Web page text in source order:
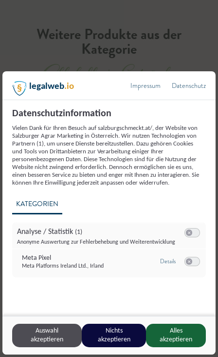
Weitere Produkte aus der
Kategorie
Alkoholfreie Getränke
Oberharbach,Großarl
Kräutersirup
Gitti’s
legalweb.io Impressum Datenschutz
Datenschutzinformation
Vielen Dank für Ihren Besuch auf salzburgschmeckt.at/, der Website von
Salzburger Agrar Marketing in Österreich. Wir nutzen Technologien von
Partnern (1), um unsere Dienste bereitzustellen. Dazu gehören Cookies
und Tools von Drittanbietern zur Verarbeitung einiger Ihrer
personenbezogenen Daten. Diese Technologien sind für die Nutzung der
Website nicht zwingend erforderlich. Dennoch ermöglichen sie es uns,
einen besseren Service zu bieten und enger mit Ihnen zu interagieren. Sie
können Ihre Einwilligung jederzeit anpassen oder widerrufen.
KATEGORIEN
Analyse / Statistik (1)
Anonyme Auswertung zur Fehlerbehebung und Weiterentwicklung
Meta Pixel
Meta Platforms Ireland Ltd., Irland
Detailszu Meta Pixel
Auswahl
akzeptieren
Nichts
akzeptieren
Alles
akzeptieren